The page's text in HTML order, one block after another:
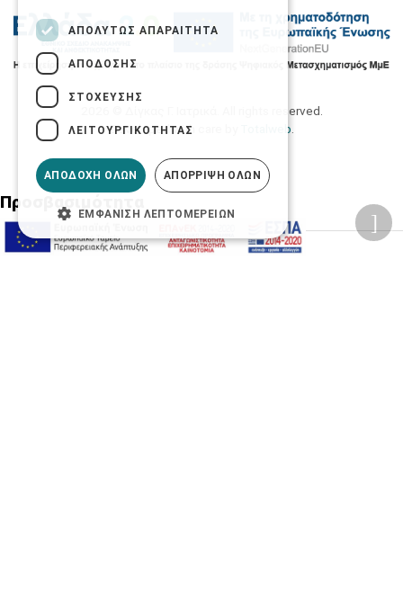
2026 © Δίγκας Γ. Ιατρικά. All rights reserved.
Developed with care by
Totalweb
Προσβασιμότητα
Αλλαγή Μεγέθους
ΑΠΟΛΎΤΩΣ ΑΠΑΡΑΊΤΗΤΑ
ΑΠΌΔΟΣΗΣ
ΣΤΌΧΕΥΣΗΣ
ΛΕΙΤΟΥΡΓΙΚΌΤΗΤΑΣ
ΑΠΟΔΟΧΉ ΌΛΩΝ ΑΠΌΡΡΙΨΗ ΌΛΩΝ
ΕΜΦΆΝΙΣΗ ΛΕΠΤΟΜΕΡΕΙΏΝ